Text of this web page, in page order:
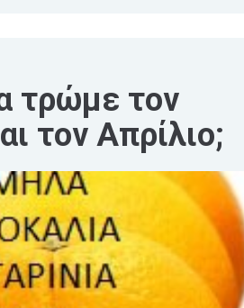
τρώμε τον
τον Απρίλιο;